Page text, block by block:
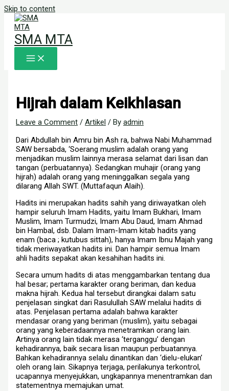
Skip to content
SMA MTA
Hijrah dalam Keikhlasan
Leave a Comment /Artikel / Byadmin
Dari Abdullah bin Amru bin Ash ra, bahwa Nabi Muhammad
SAW bersabda, ‘Soerang muslim adalah orang yang
menjadikan muslim lainnya merasa selamat dari lisan dan
tangan (perbuatannya). Sedangkan muhajir (orang yang
hijrah) adalah orang yang meninggalkan segala yang
dilarang Allah SWT. (Muttafaqun Alaih).
Hadits ini merupakan hadits sahih yang diriwayatkan oleh
hampir seluruh Imam Hadits, yaitu Imam Bukhari, Imam
Muslim, Imam Turmudzi, Imam Abu Daud, Imam Ahmad
bin Hambal, dsb. Dalam Imam-Imam kitab hadits yang
enam (baca ; kutubus sittah), hanya Imam Ibnu Majah yang
tidak meriwayatkan hadits ini. Dan hampir semua Imam
ahli hadits sepakat akan kesahihan hadits ini.
Secara umum hadits di atas menggambarkan tentang dua
hal besar; pertama karakter orang beriman, dan kedua
makna hijrah. Kedua hal tersebut dirangkai dalam satu
penjelasan singkat dari Rasulullah SAW melalui hadits di
atas. Penjelasan pertama adalah bahwa karakter
mendasar orang yang beriman (muslim), yaitu sebagai
orang yang keberadaannya menetramkan orang lain.
Artinya orang lain tidak merasa ‘terganggu’ dengan
kehadirannya, baik secara lisan maupun perbuatannya.
Bahkan kehadirannya selalu dinantikan dan ‘dielu-elukan’
oleh orang lain. Sikapnya terjaga, perilakunya terkontrol,
ucapannya menyejukkan, ungkapannya menentramkan dan
statementnya memajukan umat.